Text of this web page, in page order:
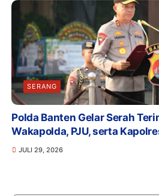
SERANG
Polda Banten Gelar Serah
Wakapolda, PJU, serta
JULI 29, 2026